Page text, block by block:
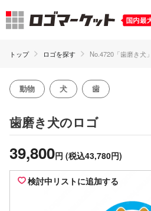
トップ ロゴを探す No.4720「歯磨き犬」
動物 犬 歯
歯磨き犬のロゴ
39,800円 (税込43,780円)
検討中リストに追加する